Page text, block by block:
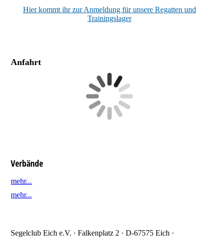
Hier kommt ihr zur Anmeldung für unsere Regatten und
Trainingslager
Anfahrt
Verbände
mehr...
mehr...
Segelclub Eich e.V. · Falkenplatz 2 · D-67575 Eich ·